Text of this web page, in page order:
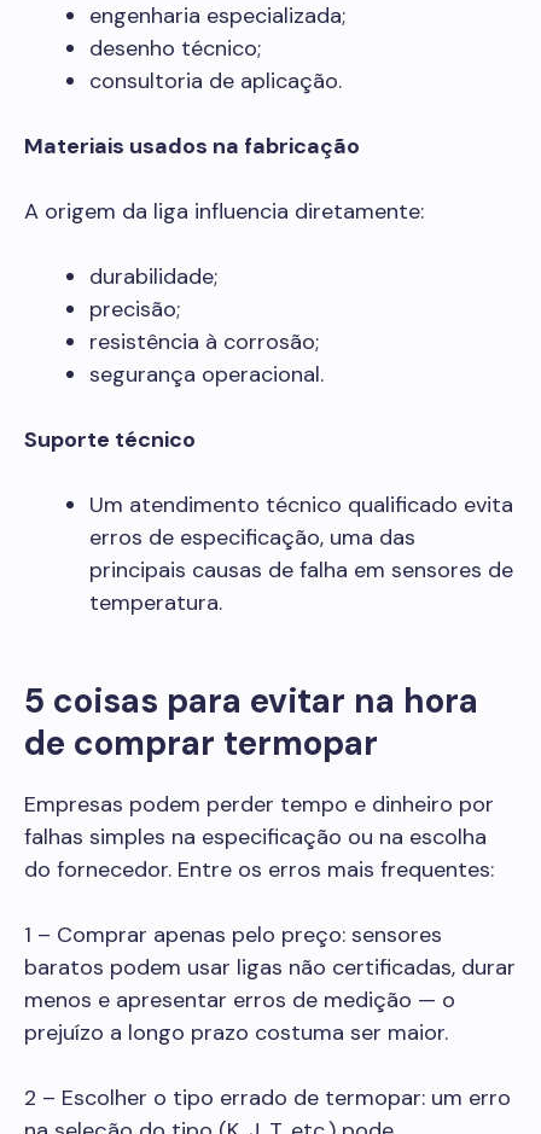
engenharia especializada;
desenho técnico;
consultoria de aplicação.
Materiais usados na fabricação
A origem da liga influencia diretamente:
durabilidade;
precisão;
resistência à corrosão;
segurança operacional.
Suporte técnico
Um atendimento técnico qualificado evita
erros de especificação, uma das
principais causas de falha em sensores de
temperatura.
5 coisas para evitar na hora
de comprar termopar
Empresas podem perder tempo e dinheiro por
falhas simples na especificação ou na escolha
do fornecedor. Entre os erros mais frequentes:
1 – Comprar apenas pelo preço: sensores
baratos podem usar ligas não certificadas, durar
menos e apresentar erros de medição — o
prejuízo a longo prazo costuma ser maior.
2 – Escolher o tipo errado de termopar: um erro